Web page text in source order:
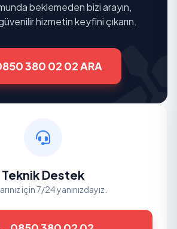
beklemeden bizi arayın,
hizmetin keyfini çıkarın.
380 02 02 ARA
Teknik Destek
için 7/24 yanınızdayız.